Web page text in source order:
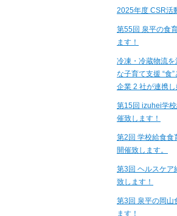
2025年度 CSR活
第55回 泉平の食
ます！
冷凍・冷蔵物流
な子育て支援 “食”
企業 2 社が連携
第15回 izuhei学
催致します！
第2回 学校給食食
開催致します。
第3回 ヘルスケア
致します！
第3回 泉平の岡山
ます！